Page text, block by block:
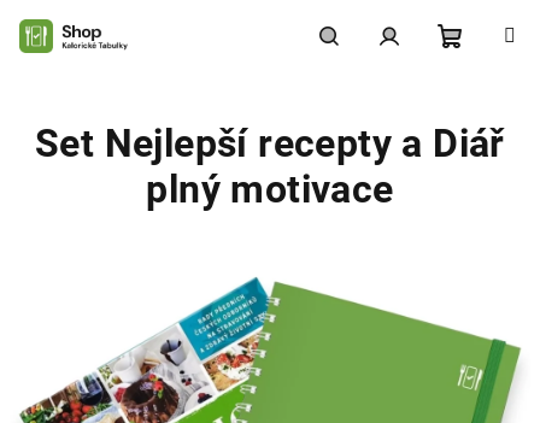
obsah
košík
Set Nejlepší recepty a Diář
plný motivace